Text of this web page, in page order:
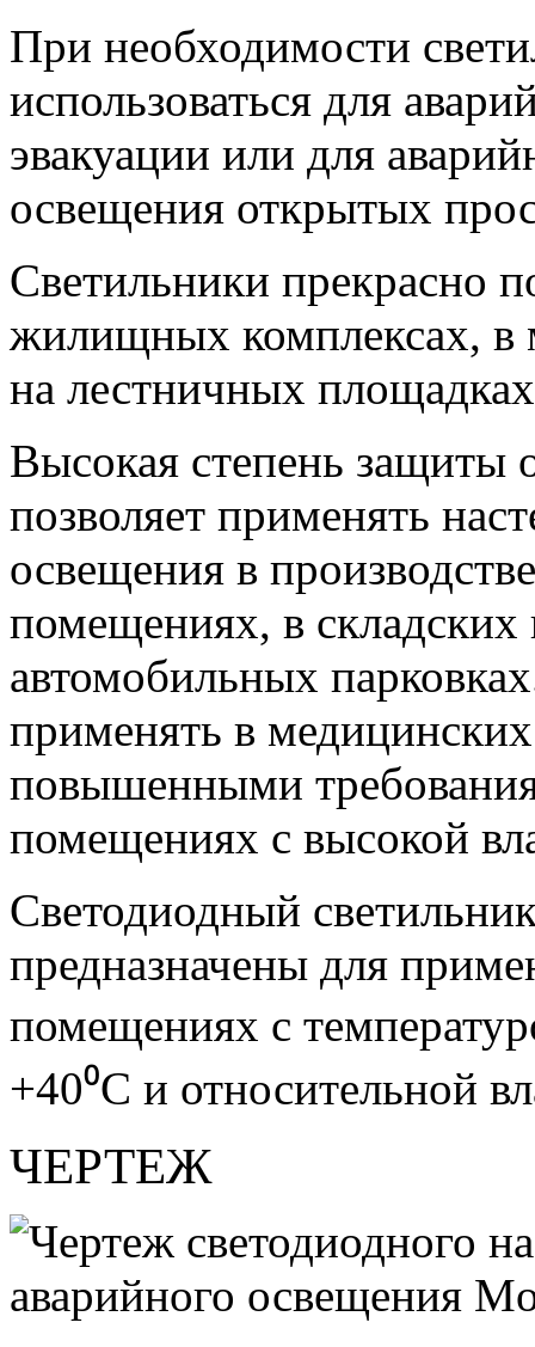
При необходимости
использоваться для
эвакуации или для
освещения открытых
Светильники прекрасно
жилищных комплексах, в
на лестничных
Высокая степень защиты
позволяет применять
освещения в
помещениях, в
автомобильных
применять в
повышенными
помещениях с высокой
Светодиодный
предназначены для
помещениях с
+40⁰С и относительной
ЧЕРТЕЖ